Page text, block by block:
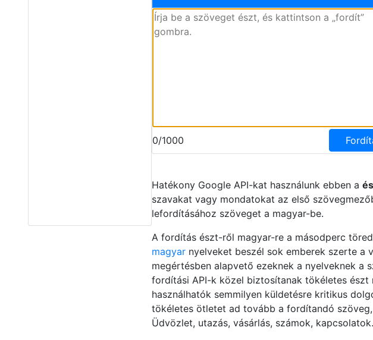
0/1000
Hatékony Google API-kat használunk ebben a
szavakat vagy mondatokat az első
lefordításához szöveget a magyar-be.
A fordítás észt-ről magyar-re a másodperc
magyar nyelveket beszél sok emberek szerte a
megértésben alapvető ezeknek a nyelveknek a
fordítási API-k közel biztosítanak tökéletes
használhatók semmilyen küldetésre kritikus
tökéletes ötletet ad tovább a fordítandó
Üdvözlet, utazás, vásárlás, számok,